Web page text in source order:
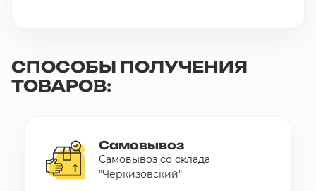
СПОСОБЫ ПОЛУЧЕНИЯ
ТОВАРОВ:
Самовывоз
Самовывоз со склада
"Черкизовский"